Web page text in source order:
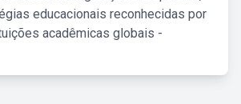
educacionais reconhecidas por
acadêmicas globais -